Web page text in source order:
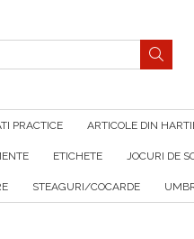
PRACTICE ARTICOLE DIN
ETICHETE JOCURI DE
STEAGURI/COCARDE